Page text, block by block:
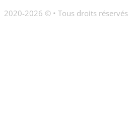
2020-2026 © • Tous droits réservés